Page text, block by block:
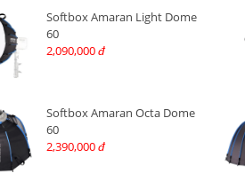
Softbox Amaran Light Dome
60
2,090,000 đ
Softbox Amaran Octa Dome
60
2,390,000 đ